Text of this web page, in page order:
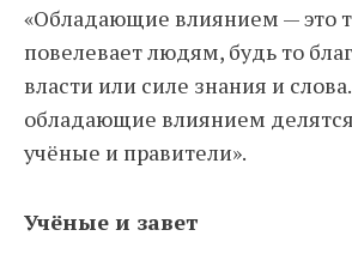
«Обладающие влиянием — это
повелевает людям, будь то
власти или силе знания и
обладающие влиянием
учёные и правители».
Учёные и завет